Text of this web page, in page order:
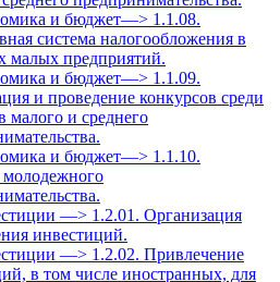
и бюджет—> 1.1.08.
система налогообложения в
малых предприятий.
и бюджет—> 1.1.09.
и проведение конкурсов среди
малого и среднего
и бюджет—> 1.1.10.
молодежного
—> 1.2.01. Организация
инвестиций.
—> 1.2.02. Привлечение
в том числе иностранных, для